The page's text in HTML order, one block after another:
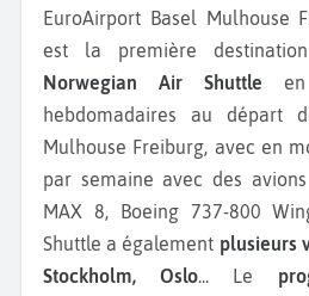
EuroAirport Basel Mulhouse
est la première
Norwegian Air Shuttle en
hebdomadaires au départ
Mulhouse Freiburg, avec en
par semaine avec des
MAX 8, Boeing 737-800
Shuttle a également plusieurs
Stockholm, Oslo... Le